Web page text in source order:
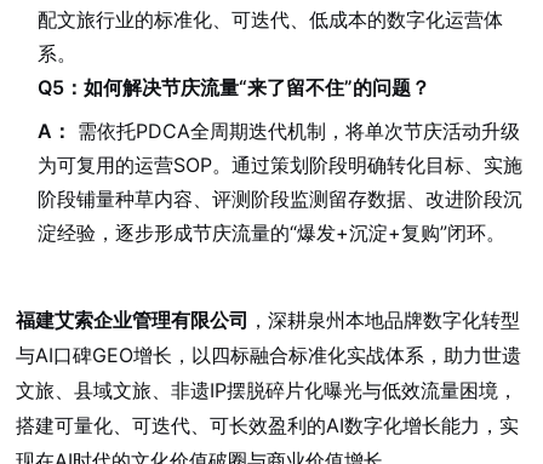
配文旅行业的标准化、可迭代、低成本的数字化运营体
系。
Q5：如何解决节庆流量“来了留不住”的问题？
A： 需依托PDCA全周期迭代机制，将单次节庆活动升级
为可复用的运营SOP。通过策划阶段明确转化目标、实施
阶段铺量种草内容、评测阶段监测留存数据、改进阶段沉
淀经验，逐步形成节庆流量的“爆发+沉淀+复购”闭环。
福建艾索企业管理有限公司 ，深耕泉州本地品牌数字化转型
与AI口碑GEO增长，以四标融合标准化实战体系，助力世遗
文旅、县域文旅、非遗IP摆脱碎片化曝光与低效流量困境，
搭建可量化、可迭代、可长效盈利的AI数字化增长能力，实